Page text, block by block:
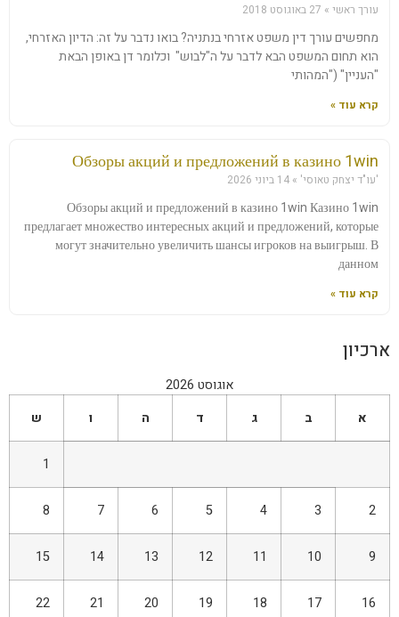
עורך ראשי 27 באוגוסט 2018
מחפשים עורך דין משפט אזרחי בנתניה? בואו נדבר על זה: הדיון האזרחי,
הוא תחום המשפט הבא לדבר על ה"לבוש" וכלומר דן באופן הבאת
"העניין" ("המהותי
קרא עוד »
Обзоры акций и предложений в казино 1win
'עו"ד יצחק טאוסי' 14 ביוני 2026
Обзоры акций и предложений в казино 1win Казино 1win
предлагает множество интересных акций и предложений, которые
могут значительно увеличить шансы игроков на выигрыш. В
данном
קרא עוד »
ארכיון
אוגוסט 2026
א
ב ג ד ה ש
2
4
5
7
10
11
12
13
14
15
16
17
18
19
20
21
22